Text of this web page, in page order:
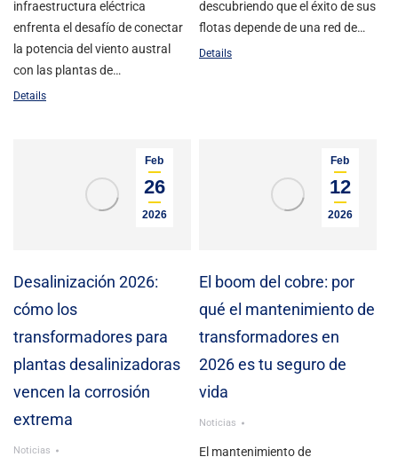
infraestructura eléctrica
enfrenta el desafío de conectar
la potencia del viento austral
con las plantas de…
Details
descubriendo que el éxito de sus
flotas depende de una red de…
Details
Feb
26
2026
Desalinización 2026:
cómo los
transformadores para
plantas desalinizadoras
vencen la corrosión
extrema
Noticias
Feb
12
2026
El boom del cobre: por
qué el mantenimiento de
transformadores en
2026 es tu seguro de
vida
Noticias
El mantenimiento de